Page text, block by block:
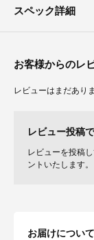
程よくハイウエスト
程よい厚みと柔らか
履きこむほどに風合
スペック詳細
お客様からのレ
レビューはまだあり
レビュー投稿
レビューを投稿
ントいたします。
お届けについて